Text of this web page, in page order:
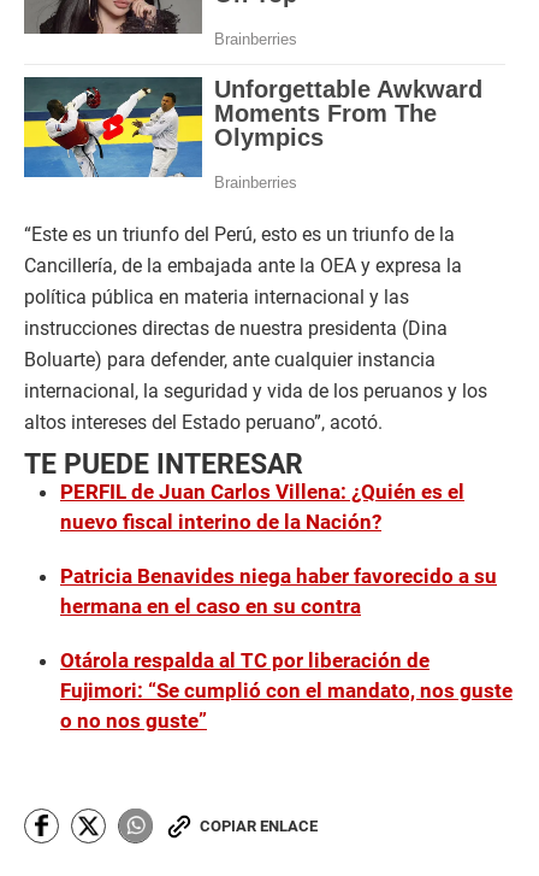
“Este es un triunfo del Perú, esto es un triunfo de la
Cancillería, de la embajada ante la OEA y expresa la
política pública en materia internacional y las
instrucciones directas de nuestra presidenta (Dina
Boluarte) para defender, ante cualquier instancia
internacional, la seguridad y vida de los peruanos y los
altos intereses del Estado peruano”, acotó.
TE PUEDE INTERESAR
PERFIL de Juan Carlos Villena: ¿Quién es el
nuevo fiscal interino de la Nación?
Patricia Benavides niega haber favorecido a su
hermana en el caso en su contra
Otárola respalda al TC por liberación de
Fujimori: “Se cumplió con el mandato, nos guste
o no nos guste”
COPIAR ENLACE